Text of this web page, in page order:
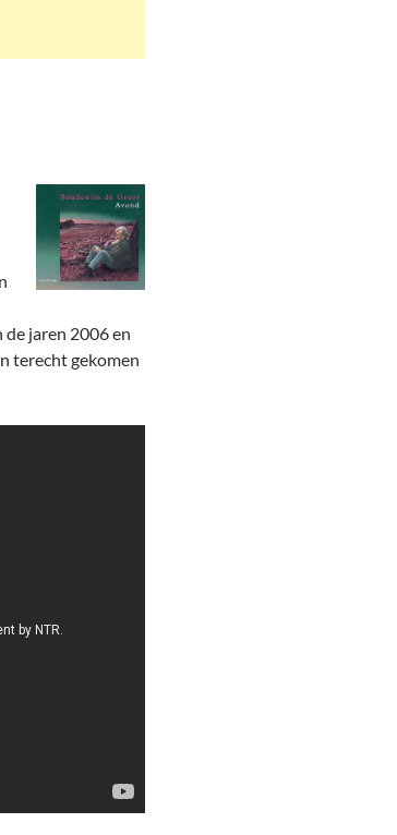
jaren 2006 en
terecht gekomen